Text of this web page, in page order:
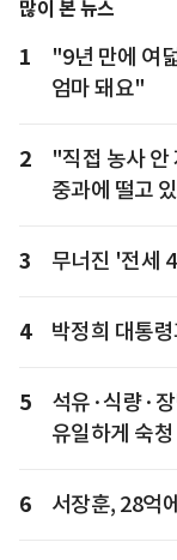
많이 본 뉴스
1
"9년 만에 여
엄마 돼요"
2
"직접 농사
중과에 떨고
3 무너진 '전세
4 박정희 대통
5
석유·식량·
유일하게 숙
6 서장훈, 28억